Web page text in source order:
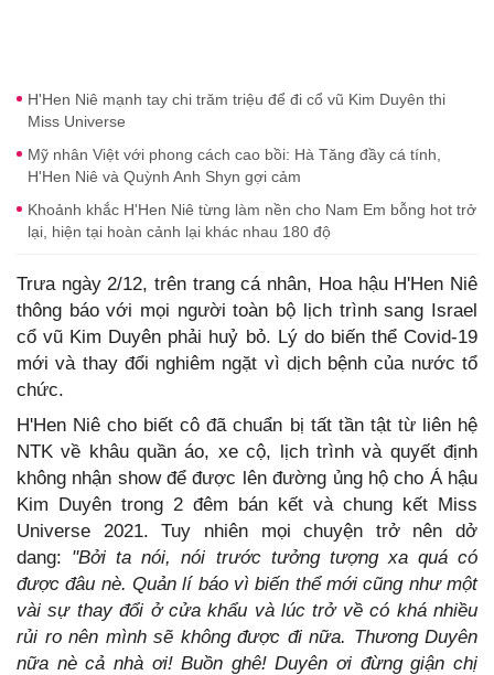
H'Hen Niê mạnh tay chi trăm triệu để đi cổ vũ Kim Duyên thi
Miss Universe
Mỹ nhân Việt với phong cách cao bồi: Hà Tăng đầy cá tính,
H'Hen Niê và Quỳnh Anh Shyn gợi cảm
Khoảnh khắc H'Hen Niê từng làm nền cho Nam Em bỗng hot trở
lại, hiện tại hoàn cảnh lại khác nhau 180 độ
Trưa ngày 2/12, trên trang cá nhân, Hoa hậu H'Hen Niê
thông báo với mọi người toàn bộ lịch trình sang Israel
cổ vũ Kim Duyên phải huỷ bỏ. Lý do biến thể Covid-19
mới và thay đổi nghiêm ngặt vì dịch bệnh của nước tổ
chức.
H'Hen Niê cho biết cô đã chuẩn bị tất tần tật từ liên hệ
NTK về khâu quần áo, xe cộ, lịch trình và quyết định
không nhận show để được lên đường ủng hộ cho Á hậu
Kim Duyên trong 2 đêm bán kết và chung kết Miss
Universe 2021. Tuy nhiên mọi chuyện trở nên dở
dang: "Bởi ta nói, nói trước tưởng tượng xa quá có
được đâu nè. Quản lí báo vì biến thể mới cũng như một
vài sự thay đổi ở cửa khẩu và lúc trở về có khá nhiều
rủi ro nên mình sẽ không được đi nữa. Thương Duyên
nữa nè cả nhà ơi! Buồn ghê!Duyên ơi đừng giận chị